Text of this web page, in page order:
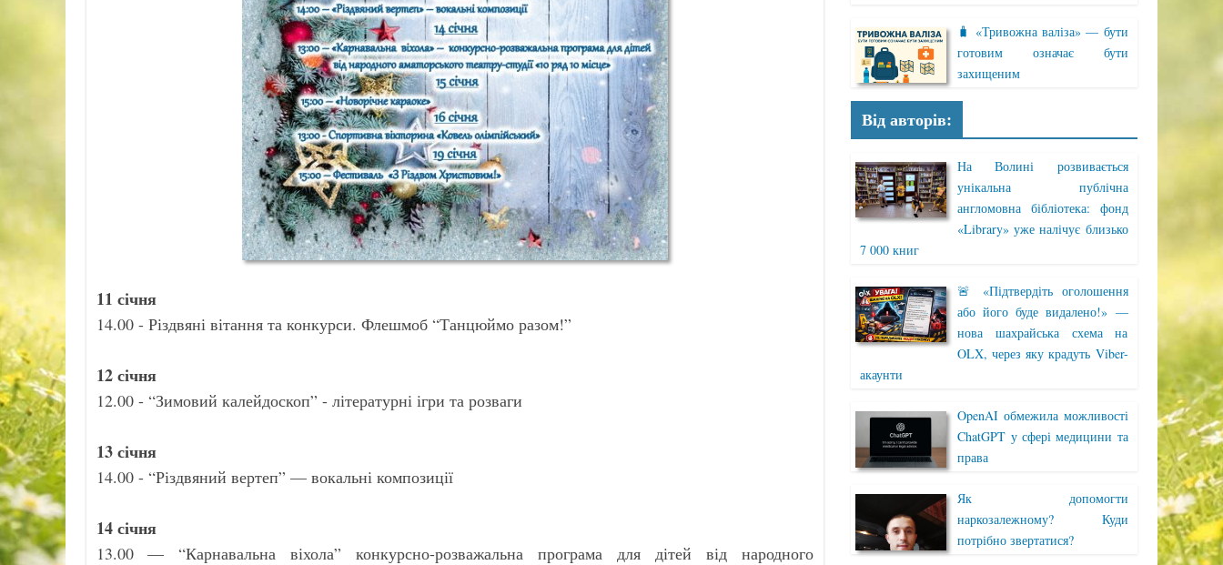
11 січня
14.00 - Різдвяні вітання та конкурси. Флешмоб “Танцюймо разом!”
12 січня
12.00 - “Зимовий калейдоскоп” - літературні ігри та розваги
13 січня
14.00 - “Різдвяний вертеп” — вокальні композиції
14 січня
13.00 — “Карнавальна віхола” конкурсно-розважальна програма для дітей від народного
🧳 «Тривожна валіза» — бути
готовим означає бути
захищеним
Від авторів:
На Волині розвивається
унікальна публічна
англомовна бібліотека: фонд
«Library» уже налічує близько
7 000 книг
🚨 «Підтвердіть оголошення
або його буде видалено!» —
нова шахрайська схема на
OLX, через яку крадуть Viber-
акаунти
OpenAI обмежила можливості
ChatGPT у сфері медицини та
права
Як допомогти
наркозалежному? Куди
потрібно звертатися?